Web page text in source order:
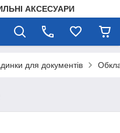
АКСЕСУАРИ
для документів